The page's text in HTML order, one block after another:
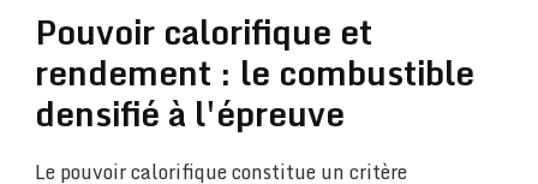
Pouvoir calorifique et
rendement : le combustible
densifié à l'épreuve
Le pouvoir calorifique constitue un critère